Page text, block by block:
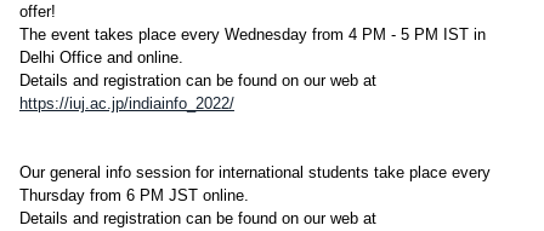
offer!
The event takes place every Wednesday from 4 PM - 5 PM IST in
Delhi Office and online.
Details and registration can be found on our web at
https://iuj.ac.jp/indiainfo_2022/
Our general info session for international students take place every
Thursday from 6 PM JST online.
Details and registration can be found on our web at